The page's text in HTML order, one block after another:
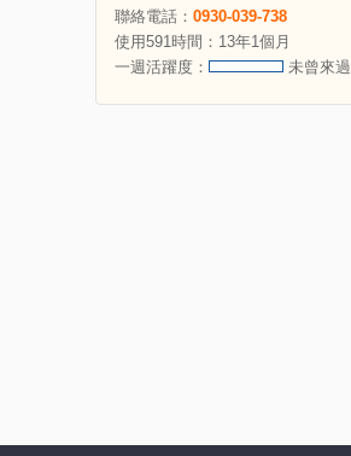
聯絡電話： 0930-039-738
使用591時間：13年1個月
一週活躍度：
未曾來過